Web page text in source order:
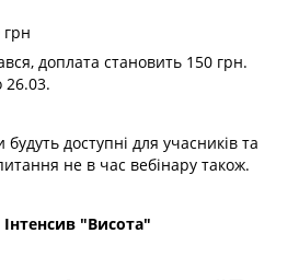
грн
доплата становить 150 грн.
26.03.
доступні для учасників та
не в час вебінару також.
"Висота"